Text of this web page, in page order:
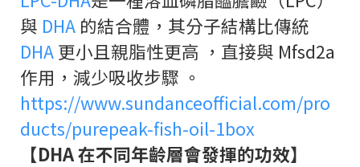
與 DHA 的結合體，其分子結構比傳統
DHA更小且親脂性更高 ，直接與 Mfsd2a
作用，減少吸收步驟 。
https://www.sundanceofficial.com/pro
ducts/purepeak-fish-oil-1box
【DHA 在不同年齡層會發揮的功效】